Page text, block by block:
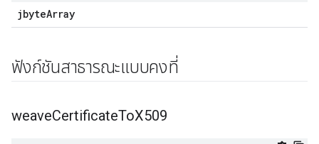
jbyteArray
ฟังก์ชันสาธารณะแบบคงที่
weaveCertificateToX509